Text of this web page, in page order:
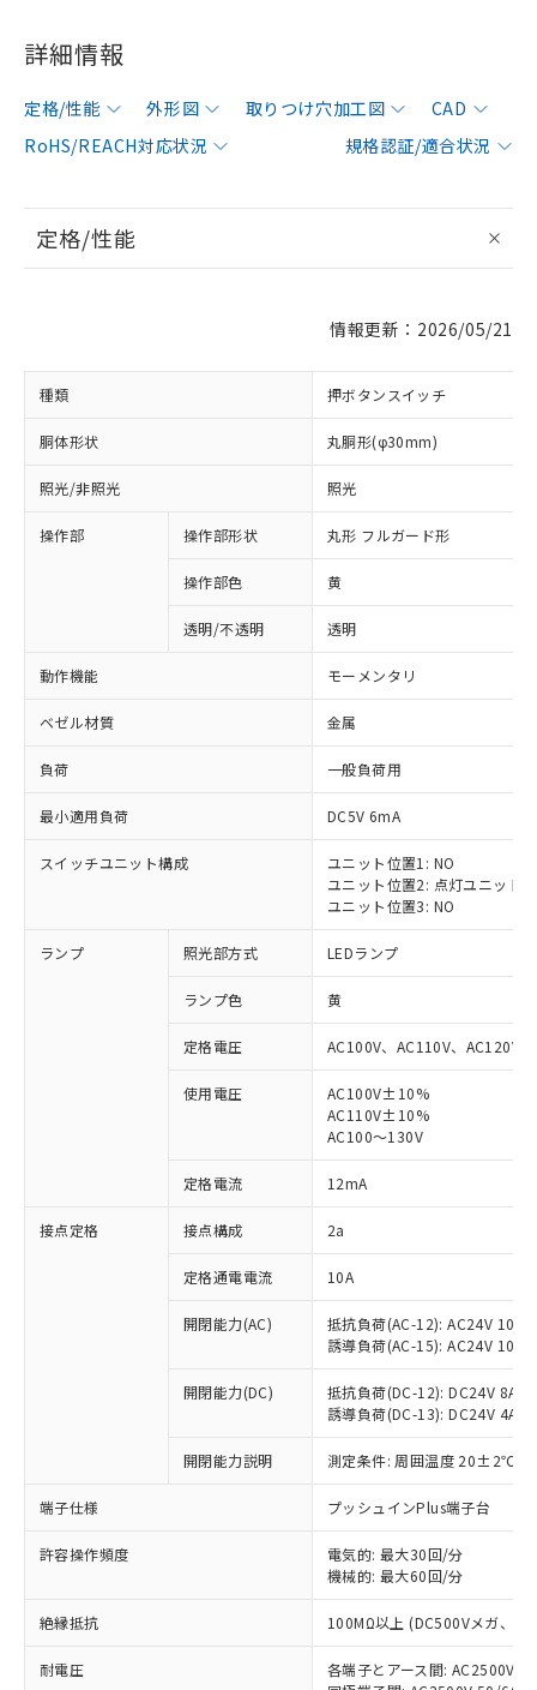
詳細情報
定格/性能 外形図 取りつけ穴加工図
CAD
RoHS/REACH対応状況
規格認証/適合状況
定格/性能
情報更新：2026/05/21
種類 押ボタンスイッチ
胴体形状 丸胴形(φ30mm)
照光/非照光 照光
操作部 操作部形状 丸形 フルガード形
操作部色 黄
透明/不透明 透明
動作機能 モーメンタリ
ベゼル材質 金属
負荷 一般負荷用
最小適用負荷 DC5V 6mA
スイッチユニット構成
ユニット位置1: NO
ユニット位置2: 点灯ユニット
ユニット位置3: NO
ランプ 照光部方式 LEDランプ
ランプ色 黄
定格電圧 AC100V、AC110V、AC120V
使用電圧
AC100V±10%
AC110V±10%
AC100～130V
定格電流 12mA
接点定格 接点構成 2a
定格通電電流 10A
開閉能力(AC)
抵抗負荷(AC-12): AC24V 10A/
誘導負荷(AC-15): AC24V
開閉能力(DC)
抵抗負荷(DC-12): DC24V 8A/
誘導負荷(DC-13): DC24V 4A/
開閉能力説明 測定条件: 周囲温度 20±2℃、
端子仕様 プッシュインPlus端子台
許容操作頻度
電気的: 最大30回/分
機械的: 最大60回/分
絶縁抵抗 100MΩ以上 (DC500Vメガ、点
耐電圧
各端子とアース間: AC2500V
ご利用条件
以下の条件をお読みいただき、同意のうえ
本サービスは、当社制御機器事業取扱
商品の当社在庫状況および標準価格
(税抜)を提供させていただくもので
当社制御機器事業取扱商品の中には、
本サービスの対象外となる商品もある
ことをご了承ください。
在庫状況および標準価格照会結果は、
記載している更新日時点での社内デー
タに基づき作成されるものであり、閲
準価格とは異なる場合があることをご
対応済み：EU RoHS指令（10物質）の
非含有に対応した製品が提供可能な商品で
対応予定：EU RoHS指令（10物質）の非含
有に対応した製品に切り替える予定のある
対応予定なし：EU RoHS指令（10物質）の
非含有に非対応の商品で、対応品を出す予
調査・確認中：EU RoHS指令（10物質）の
非含有の対応状況を調査中または確認中の
非該当品：ライセンス料など無形物で、有
害物質有無と関係のない商品です。
仕入先様の事情により、非含有部品として
いたものが、含有品と判明した場合などや
むを得ず変更することがあります。
*EU RoHS指令（10物質）：
鉛(Pb) 1000ppm以下、 水銀(Hg) 1000ppm以下、 カド
六価クロム(Cr(Ⅵ)) 1000ppm以下、ポリ臭化ビフェニル
「○」：最大均質材料含有率が中国RoHSの
基準値以下であることを示します。
「×」：最大均質材料含有率が中国RoHSの
基準値を超えていることを示します。
「－」：未確認です。当社販売部門へお問
当社は、これら貴社製品のうち、外国
為替および外国貿易法に定める商品
（以下｢規制貨物等」という）を輸出
または国外への提供する場合は、日本
国政府の輸出許可(または役務取引許
可)を取得するなどの必要な手続きを